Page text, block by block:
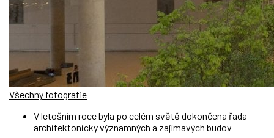
Všechny fotografie
V letošním roce byla po celém světě dokončena řada
architektonicky významných a zajímavých budov